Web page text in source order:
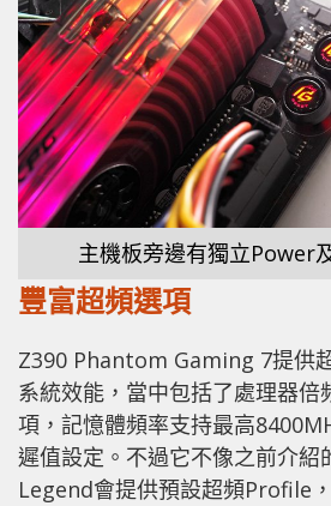
主機板旁邊有獨立Power
豐富超頻選項
Z390 Phantom Gaming 7提供
系統效能，當中包括了處理器倍
項，記憶體頻率支持最高
遲值設定。不過它不像之前介紹
Legend會提供預設超頻Profile